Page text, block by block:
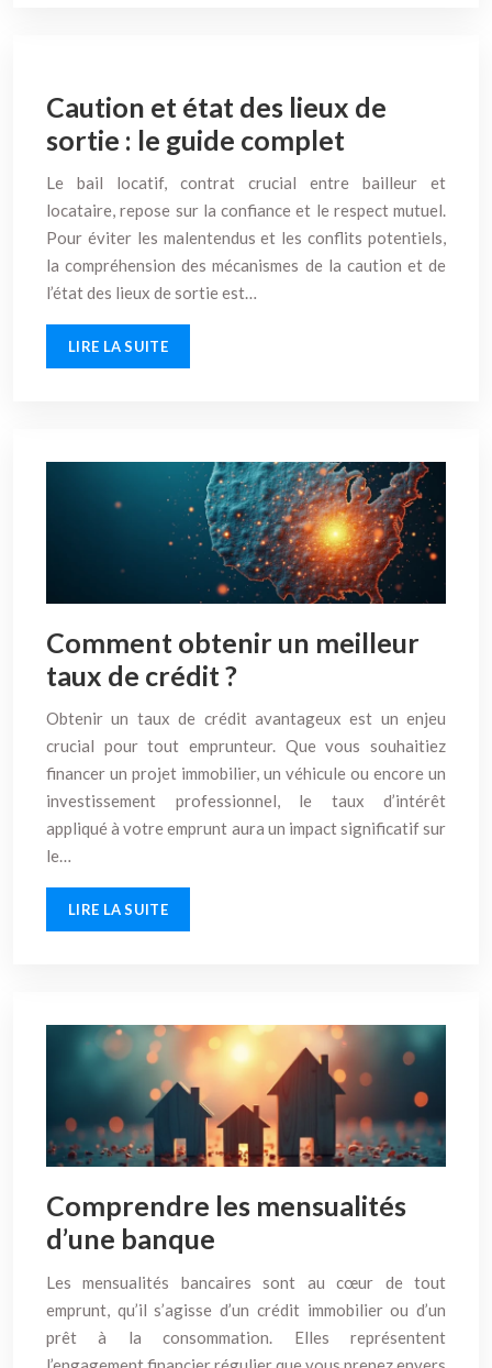
Caution et état des lieux de
sortie : le guide complet
Le bail locatif, contrat crucial entre bailleur et
locataire, repose sur la confiance et le respect mutuel.
Pour éviter les malentendus et les conflits potentiels,
la compréhension des mécanismes de la caution et de
l’état des lieux de sortie est…
LIRE LA SUITE
Comment obtenir un meilleur
taux de crédit ?
Obtenir un taux de crédit avantageux est un enjeu
crucial pour tout emprunteur. Que vous souhaitiez
financer un projet immobilier, un véhicule ou encore un
investissement professionnel, le taux d’intérêt
appliqué à votre emprunt aura un impact significatif sur
le…
LIRE LA SUITE
Comprendre les mensualités
d’une banque
Les mensualités bancaires sont au cœur de tout
emprunt, qu’il s’agisse d’un crédit immobilier ou d’un
prêt à la consommation. Elles représentent